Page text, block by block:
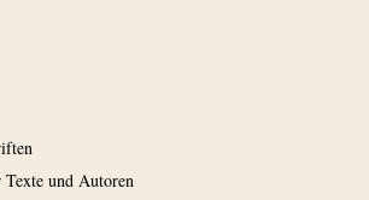
Texte und Autoren